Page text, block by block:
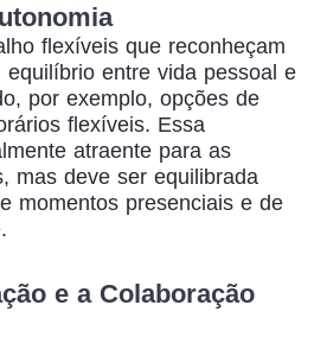
flexíveis que reconheçam
entre vida pessoal e
por exemplo, opções de
flexíveis. Essa
atraente para as
mas deve ser equilibrada
momentos presenciais e de
e a Colaboração